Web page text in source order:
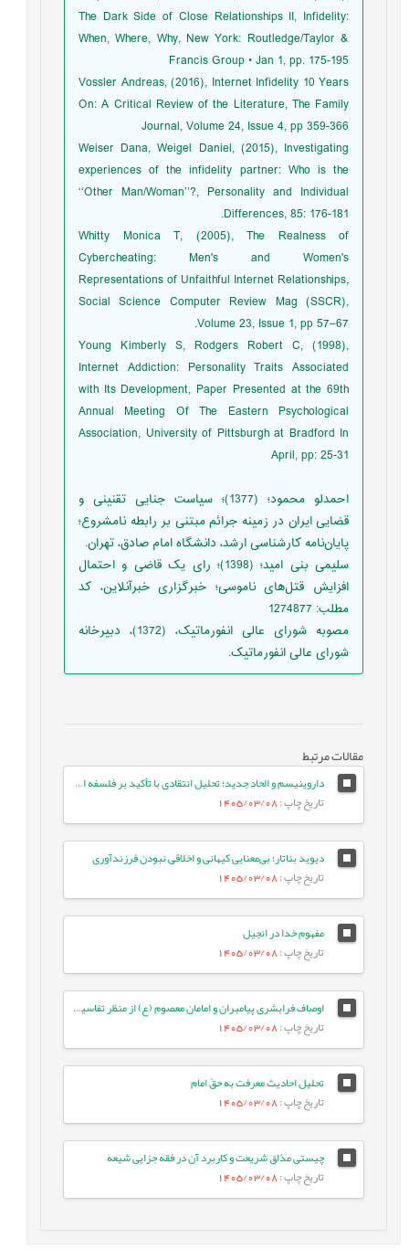
The Dark Side of Close Relationships II, Infidelity:
When, Where, Why, New York: Routledge/Taylor &
Francis Group • Jan 1, pp. 175-195
Vossler Andreas, (2016), Internet Infidelity 10 Years
On: A Critical Review of the Literature, The Family
Journal, Volume 24, Issue 4, pp 359-366
Weiser Dana, Weigel Daniel, (2015), Investigating
experiences of the infidelity partner: Who is the
‘‘Other Man/Woman’’?, Personality and Individual
Differences, 85: 176-181.
Whitty Monica T, (2005), The Realness of
Cybercheating: Men's and Women's
Representations of Unfaithful Internet Relationships,
Social Science Computer Review Mag (SSCR),
Volume 23, Issue 1, pp 57–67.
Young Kimberly S, Rodgers Robert C, (1998),
Internet Addiction: Personality Traits Associated
with Its Development, Paper Presented at the 69th
Annual Meeting Of The Eastern Psychological
Association, University of Pittsburgh at Bradford In
April, pp: 25-31
احمدلو محمود؛ (1377)؛ سیاست جنایی تقنینی و
قضایی ایران در زمینه جرائم مبتنی بر رابطه نامشروع؛
پایان‌نامه كارشناسی ارشد، دانشگاه امام صادق، تهران.
سلیمی بنی امید؛ (1398)؛ رای یک قاضی و احتمال
افزایش قتل‌های ناموسی؛ خبرگزاری خبرآنلاین، کد
مطلب: 1274877
مصوبه شورای عالی انفورماتیک، (1372)، دبیرخانه
شورای عالی انفورماتیک.
مقالات مرتبط
داروینیسم و الحاد جدید؛ تحلیل انتقادی با تأکید بر فلسفه اسلامی
تاریخ چاپ: 1405/03/08
دیوید بناتار؛ بی‌معنایی کیهانی و اخلاقی نبودن فرزندآوری
تاریخ چاپ: 1405/03/08
مفهوم خدا در انجیل
تاریخ چاپ: 1405/03/08
اوصاف فرابشری پیامبران و امامان معصوم (ع) از منظر تفاسیر فریقین
تاریخ چاپ: 1405/03/08
تحلیل احادیث معرفت به حقّ امام
تاریخ چاپ: 1405/03/08
چیستی مذاق شریعت و کاربرد آن در فقه جزایی شیعه
تاریخ چاپ: 1405/03/08